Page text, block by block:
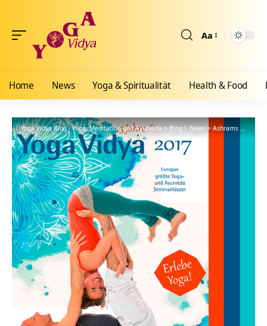
Aa
Home News Yoga & Spiritualität Health & Food
Yoga Vidya Blog - Yoga, Meditation und Ayurveda>Blog>News>Ashrams Allgäu